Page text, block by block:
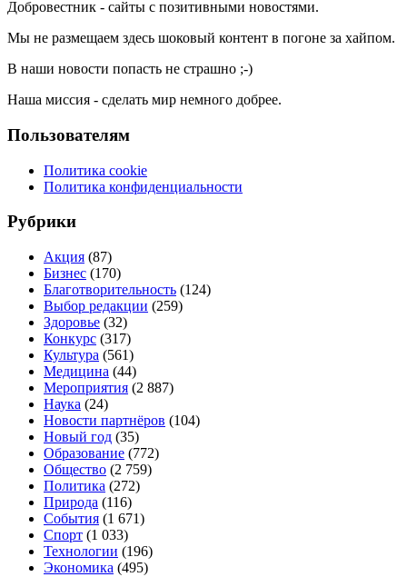
Добровестник - сайты с позитивными новостями.
Мы не размещаем здесь шоковый контент в погоне за хайпом.
В наши новости попасть не страшно ;-)
Наша миссия - сделать мир немного добрее.
Пользователям
Политика cookie
Политика конфиденциальности
Рубрики
Акция (87)
Бизнес (170)
Благотворительность (124)
Выбор редакции (259)
Здоровье (32)
Конкурс (317)
Культура (561)
Медицина (44)
Мероприятия (2 887)
Наука (24)
Новости партнёров (104)
Новый год (35)
Образование (772)
Общество (2 759)
Политика (272)
Природа (116)
События (1 671)
Спорт (1 033)
Технологии (196)
Экономика (495)